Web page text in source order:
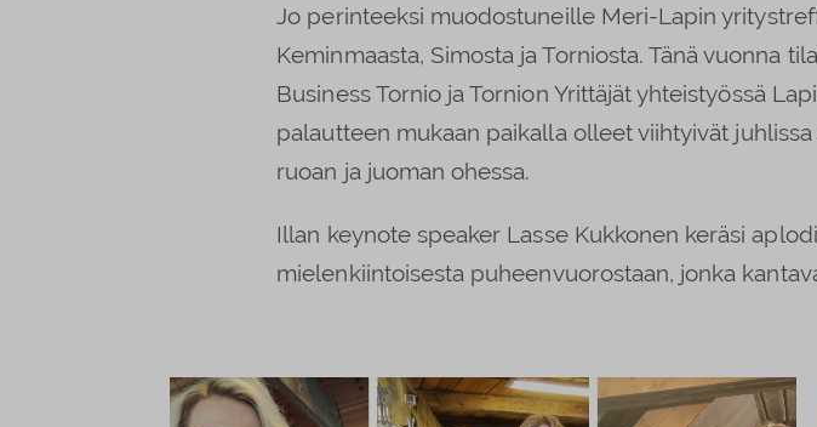
Jo perinteeksi muodostuneille Meri-Lapin
Keminmaasta, Simosta ja Torniosta. Tänä vuonna
Business Tornio ja Tornion Yrittäjät yhteistyössä
palautteen mukaan paikalla olleet viihtyivät
ruoan ja juoman ohessa.
Illan keynote speaker Lasse Kukkonen keräsi
mielenkiintoisesta puheenvuorostaan, jonka